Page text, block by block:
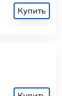
Купить